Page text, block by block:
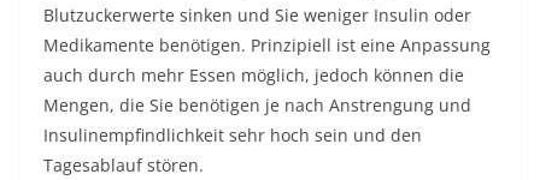
Blutzuckerwerte sinken und Sie weniger Insulin oder
Medikamente benötigen. Prinzipiell ist eine Anpassung
auch durch mehr Essen möglich, jedoch können die
Mengen, die Sie benötigen je nach Anstrengung und
Insulinempfindlichkeit sehr hoch sein und den
Tagesablauf stören.